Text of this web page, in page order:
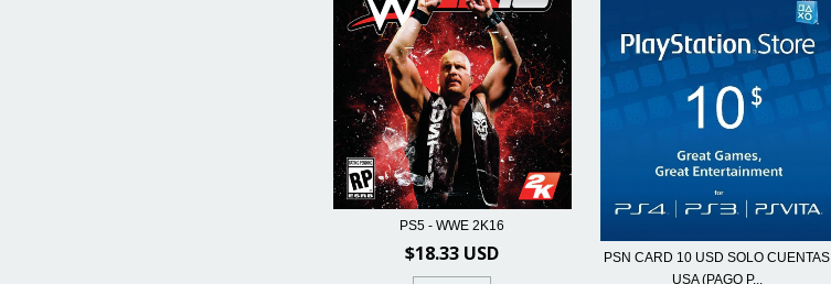
PS5 - WWE 2K16
$18.33 USD
PSN CARD 10 USD SOLO CUENTAS
USA (PAGO P...